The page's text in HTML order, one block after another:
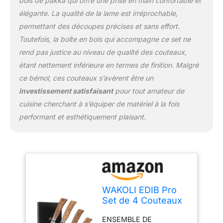
cuisine avec plus de
confiance et serez prêt à
relever de nouveaux
défis. Un bon outil
inspire, motive et vous
vos talents culinaires
avec plaisir – pour vous
et votre famille.
PERFORMANCE DE
Grâce au noyau VG10, ce
tranchante avec une
dureté de 60±2 HRC. Le
affûtage manuel entre 12
et 14 degrés par côté
optimise encore la
netteté de la lame,
permettant des
élégante. La qualité de la lame est irréprochable,
permettant des découpes précises et sans effort.
Toutefois, la boîte en bois qui accompagne ce set ne
rend pas justice au niveau de qualité des couteaux,
étant nettement inférieure en termes de finition. Malgré
ce bémol, ces couteaux s’avèrent être un
investissement satisfaisantpour tout amateur de
cuisine cherchant à s’équiper de matériel à la fois
performant et esthétiquement plaisant.
WAKOLI EDIB Pro
Set de 4 Couteaux
ENSEMBLE DE